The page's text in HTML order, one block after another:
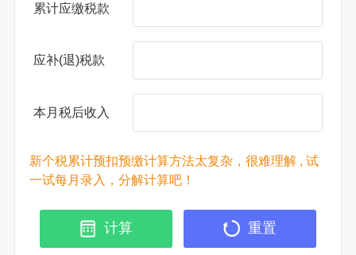
累计应缴税款
应补(退)税款
本月税后收入
新个税累计预扣预缴计算方法太复杂，很难理解 , 试
一试每月录入，分解计算吧！
计算 重置